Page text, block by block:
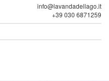
info@lavandadellago.it
+39 030 6871259